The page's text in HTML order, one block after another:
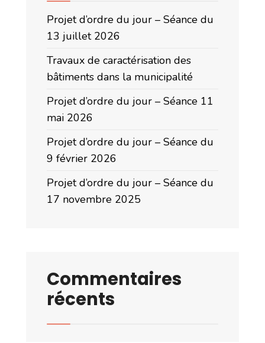
Projet d’ordre du jour – Séance du
13 juillet 2026
Travaux de caractérisation des
bâtiments dans la municipalité
Projet d’ordre du jour – Séance 11
mai 2026
Projet d’ordre du jour – Séance du
9 février 2026
Projet d’ordre du jour – Séance du
17 novembre 2025
Commentaires
récents